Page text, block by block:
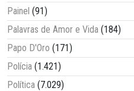
Painel (91)
Palavras de Amor e Vida (184)
Papo D'Oro (171)
Polícia (1.421)
Política (7.029)